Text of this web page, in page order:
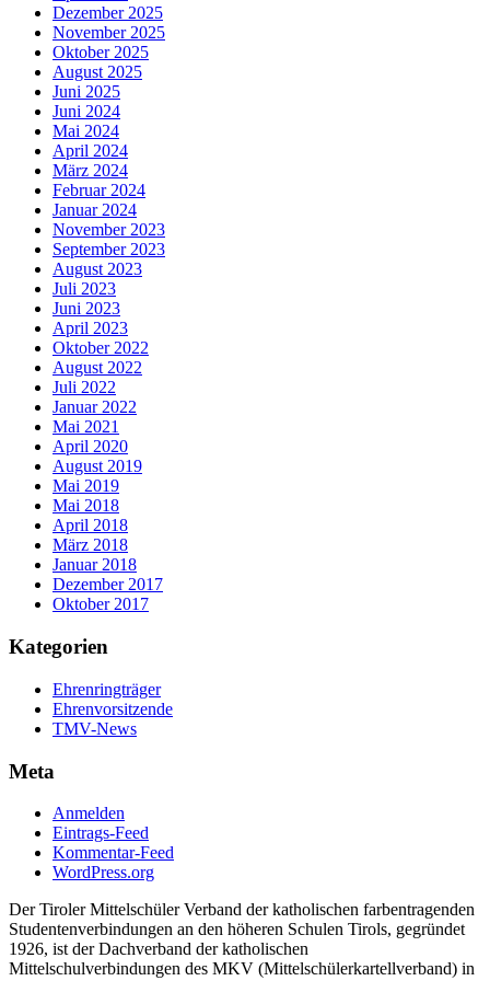
Dezember 2025
November 2025
Oktober 2025
August 2025
Juni 2025
Juni 2024
Mai 2024
April 2024
März 2024
Februar 2024
Januar 2024
November 2023
September 2023
August 2023
Juli 2023
Juni 2023
April 2023
Oktober 2022
August 2022
Juli 2022
Januar 2022
Mai 2021
April 2020
August 2019
Mai 2019
Mai 2018
April 2018
März 2018
Januar 2018
Dezember 2017
Oktober 2017
Kategorien
Ehrenringträger
Ehrenvorsitzende
TMV-News
Meta
Anmelden
Eintrags-Feed
Kommentar-Feed
WordPress.org
Der Tiroler Mittelschüler Verband der katholischen farbentragenden
Studentenverbindungen an den höheren Schulen Tirols, gegründet
1926, ist der Dachverband der katholischen
Mittelschulverbindungen des MKV (Mittelschülerkartellverband) in